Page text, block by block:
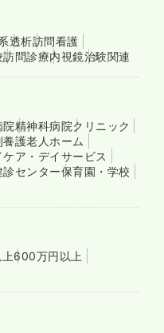
透析訪問看護
訪問診療内視鏡治験関連
院精神科病院クリニック
養護老人ホーム
ケア・デイサービス
診センター保育園・学校
600万円以上